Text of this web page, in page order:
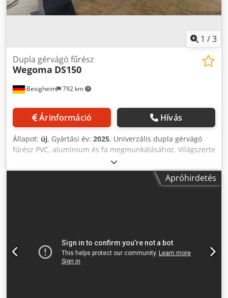
1 /3
Besigheim 792 km
Dupla gérvágó fűrész
Wegoma DS150
Árinformáció Hívás
Állapot: új, Gyártási év: 2025, Univerzális dupla gérvágó
fűrész PVC, alumínium és fa megmunkálásához. Világszerte
több ezer elégedett ügyfél erősíti meg: a WEGOMA DS-
sorozat minősége páratlan az iparágban. A DS-széria
legújabb modellje nagyobb vágási kapacitást kínál,
Sqjx Al Norf • Hidropneumatikus, fokozatmentesen
szabályozható fűrészelőtolás • Csavarodásmentes gépágy •
Mindkét aggregátnál 45°-os belső, 90°, 135°-os külső
Apróhirdetés